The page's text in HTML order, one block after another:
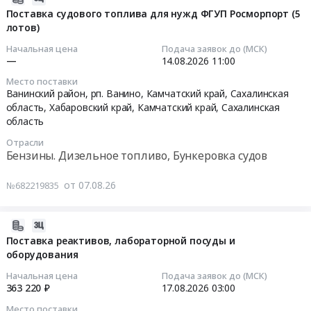
Поставка судового топлива для нужд ФГУП Росморпорт (5
лотов)
Начальная цена
—
Подача заявок до (МСК)
14.08.2026 11:00
Место поставки
Ванинский район, рп. Ванино, Камчатский край, Сахалинская
область, Хабаровский край, Камчатский край, Сахалинская
область
Отрасли
Бензины. Дизельное топливо, Бункеровка судов
№682219835 от 07.08.26
Поставка реактивов, лабораторной посуды и
оборудования
Начальная цена
363 220 ₽
Подача заявок до (МСК)
17.08.2026 03:00